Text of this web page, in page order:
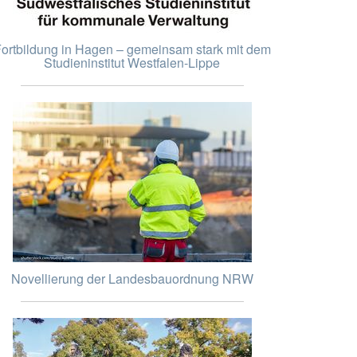
in Hagen – gemeinsam stark mit dem
Studieninstitut Westfalen-Lippe
Novellierung der Landesbauordnung NRW